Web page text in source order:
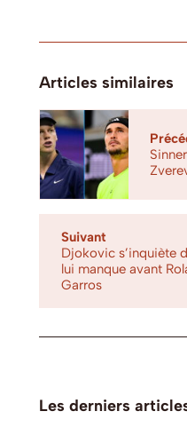
Articles similaires
Suivant
Djokovic s’inquiète
lui manque avant
Garros
Les derniers